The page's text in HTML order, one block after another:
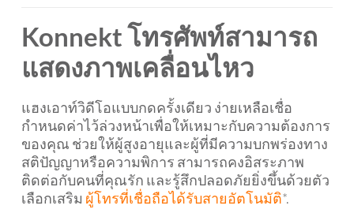
Konnekt โทรศัพท์สามารถ
แสดงภาพเคลื่อนไหว
แฮงเอาท์วิดีโอแบบกดครั้งเดียว ง่ายเหลือเชื่อ
กำหนดค่าไว้ล่วงหน้าเพื่อให้เหมาะกับความต้องการ
ของคุณ ช่วยให้ผู้สูงอายุและผู้ที่มีความบกพร่องทาง
สติปัญญาหรือความพิการ สามารถคงอิสระภาพ
ติดต่อกับคนที่คุณรัก และรู้สึกปลอดภัยยิ่งขึ้นด้วยตัว
เลือกเสริม ผู้โทรที่เชื่อถือได้รับสายอัตโนมัติ*.